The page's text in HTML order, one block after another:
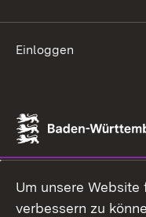
Einloggen
Um unsere
verbessern zu